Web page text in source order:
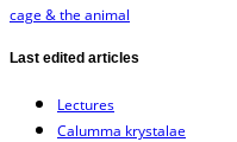
cage & the animal
Last edited articles
Lectures
Calumma krystalae